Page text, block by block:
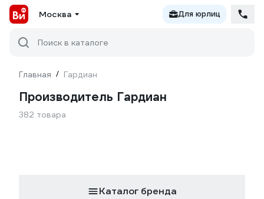
Москва Для юрлиц
Поиск в каталоге
Главная / Гардиан
Производитель Гардиан
382 товара
Каталог бренда